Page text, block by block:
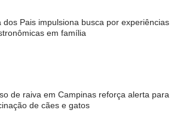
dos Pais impulsiona busca por experiências
em família
de raiva em Campinas reforça alerta para
de cães e gatos